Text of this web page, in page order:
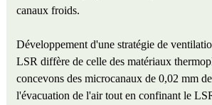
canaux froids.
Développement d'une stratégie de
LSR diffère de celle des matériaux
concevons des microcanaux de 0,02 mm
l'évacuation de l'air tout en confinant le